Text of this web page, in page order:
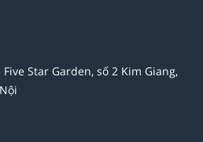
Star Garden, số 2 Kim Giang,